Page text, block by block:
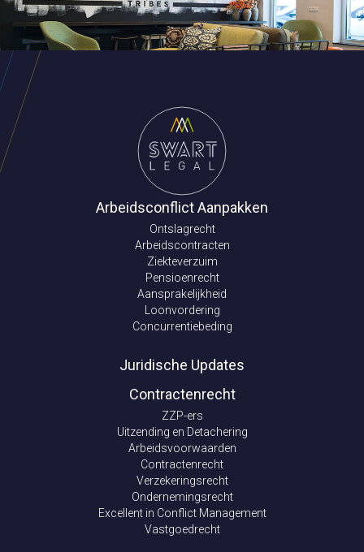
Arbeidsconflict Aanpakken
Ontslagrecht
Arbeidscontracten
Ziekteverzuim
Pensioenrecht
Aansprakelijkheid
Loonvordering
Concurrentiebeding
Juridische Updates
Contractenrecht
ZZP-ers
Uitzending en Detachering
Arbeidsvoorwaarden
Contractenrecht
Verzekeringsrecht
Ondernemingsrecht
Excellent in Conflict Management
Vastgoedrecht